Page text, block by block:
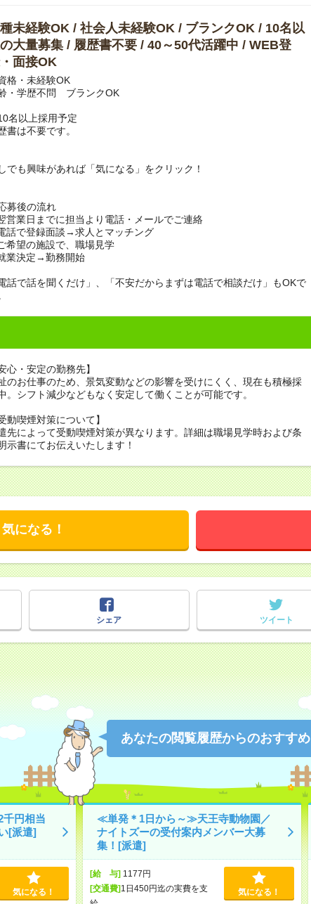
未経験OK / 社会人未経験OK / ブランクOK / 10名以
の大量募集 / 履歴書不要 / 40～50代活躍中 / WEB登
面接OK
格・未経験OK
・学歴不問 ブランクOK
名以上採用予定
書は不要です。
でも興味があれば「気になる」をクリック！
募後の流れ
営業日までに担当より電話・メールでご連絡
話で登録面談→求人とマッチング
希望の施設で、職場見学
業決定→勤務開始
電話で話を聞くだけ」、「不安だからまずは電話で相談だけ」もOKで
心・安定の勤務先】
のお仕事のため、景気変動などの影響を受けにくく、現在も積極採
。シフト減少などもなく安定して働くことが可能です。
動喫煙対策について】
先によって受動喫煙対策が異なります。詳細は職場見学時および条
示書にてお伝えいたします！
気になる！
シェア
ツイート
あなたの閲覧履歴からのおすすめ
千円相当
[派遣]
気になる！
≪単発＊1日から～≫天王寺動物園／
ナイトズーの受付案内メンバー大募
集！[派遣]
[給 与]1177円
[交通費]1日450円迄の実費を支
気になる！